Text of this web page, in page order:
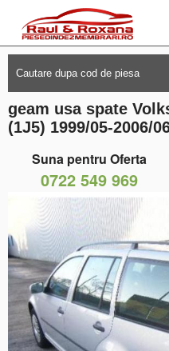
geam usa spate
(1J5) 1999/05-2006/
Suna pentru Oferta
0722 549 969